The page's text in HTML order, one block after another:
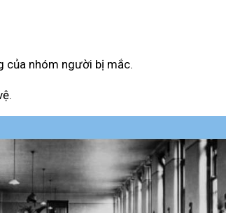
của nhóm người bị mắc.